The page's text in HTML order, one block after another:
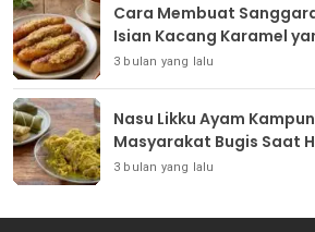
Cara Membuat
Isian Kacang Karamel
3 bulan yang lalu
Nasu Likku Ayam
Masyarakat Bugis Saat
3 bulan yang lalu